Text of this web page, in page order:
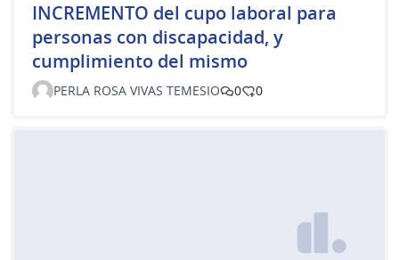
INCREMENTO del cupo laboral para
personas con discapacidad, y
cumplimiento del mismo
PERLA ROSA VIVAS TEMESIO 0 0